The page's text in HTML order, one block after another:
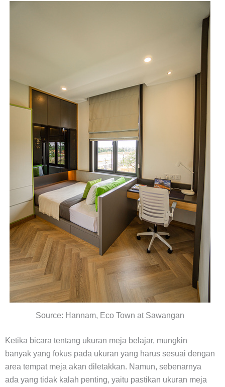
Source: Hannam, Eco Town at Sawangan
Ketika bicara tentang ukuran meja belajar, mungkin
banyak yang fokus pada ukuran yang harus sesuai dengan
area tempat meja akan diletakkan. Namun, sebenarnya
ada yang tidak kalah penting, yaitu pastikan ukuran meja